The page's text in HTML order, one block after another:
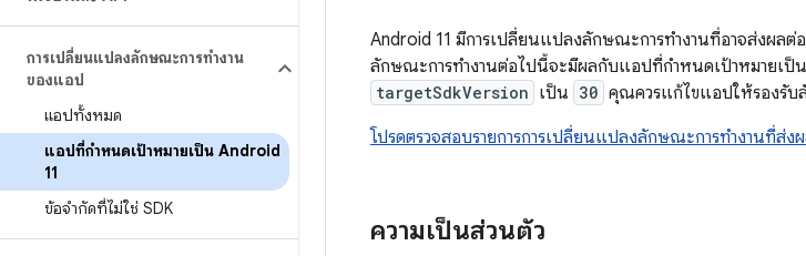
การเปลี่ยนแปลงลักษณะการทํางาน
ของแอป
แอปทั้งหมด
แอปที่กำหนดเป้าหมายเป็น Android
11
ข้อจำกัดที่ไม่ใช่ SDK
Android 11 มีการเปลี่ยนแปลงลักษณะการทำงานที่อาจส่งผล
ลักษณะการทำงานต่อไปนี้จะมีผลกับแอปที่กำหนดเป้าหมายเป็
targetSdkVersion เป็น 30 คุณควรแก้ไขแอปให้รองรับ
โปรดตรวจสอบรายการการเปลี่ยนแปลงลักษณะการทำงานที่ส่
ความเป็นส่วนตัว